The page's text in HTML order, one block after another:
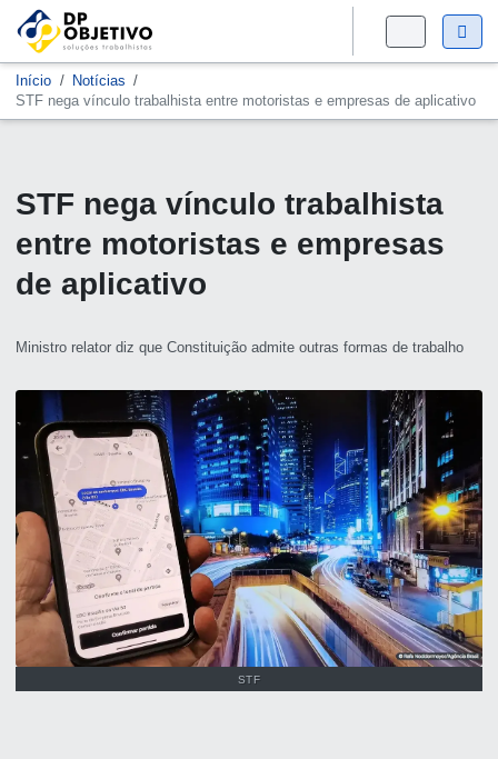
Início
Notícias
STF nega vínculo trabalhista entre motoristas e empresas de aplicativo
STF nega vínculo trabalhista
entre motoristas e empresas
de aplicativo
Ministro relator diz que Constituição admite outras formas de trabalho
STF